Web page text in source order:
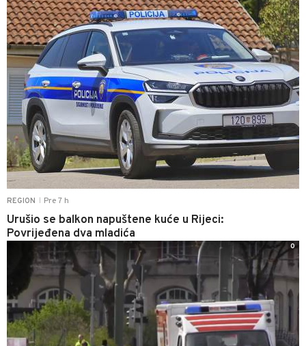
REGION Pre 7 h
Urušio se balkon napuštene kuće u Rijeci:
Povrijeđena dva mladića
0